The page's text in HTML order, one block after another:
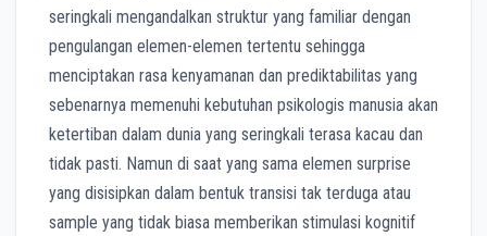
seringkali mengandalkan struktur yang familiar dengan
pengulangan elemen-elemen tertentu sehingga
menciptakan rasa kenyamanan dan prediktabilitas yang
sebenarnya memenuhi kebutuhan psikologis manusia akan
ketertiban dalam dunia yang seringkali terasa kacau dan
tidak pasti. Namun di saat yang sama elemen surprise
yang disisipkan dalam bentuk transisi tak terduga atau
sample yang tidak biasa memberikan stimulasi kognitif